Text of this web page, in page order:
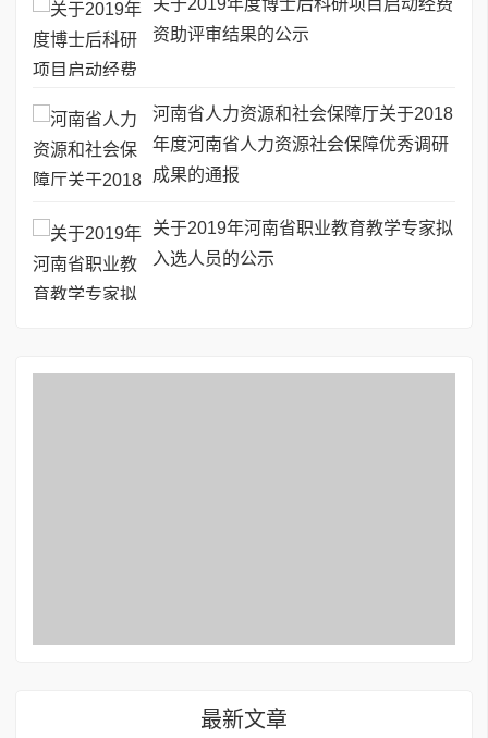
资助评审结果的公示
河南省人力资源和社会保障厅关于2018
年度河南省人力资源社会保障优秀调研
成果的通报
关于2019年河南省职业教育教学专家拟
入选人员的公示
最新文章